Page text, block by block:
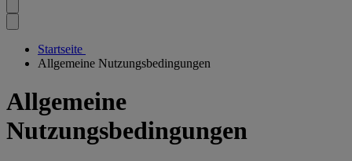
Startseite
Allgemeine Nutzungsbedingungen
Allgemeine
Nutzungsbedingungen